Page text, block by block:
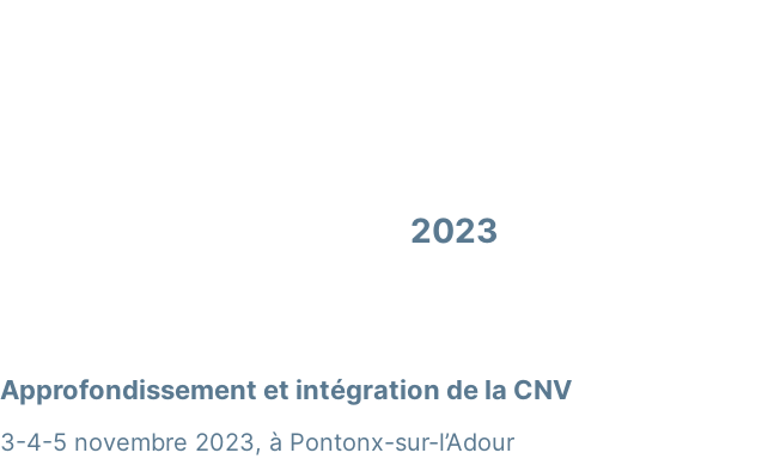
2023
Approfondissement et intégration de la CNV
3-4-5 novembre 2023, à Pontonx-sur-l’Adour